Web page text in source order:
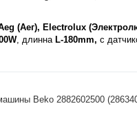
(Аег), Electrolux
, длиннаL-180mm, с
Beko 2882602500